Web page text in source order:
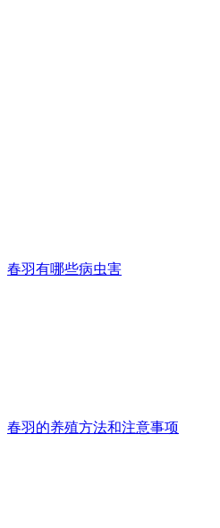
春羽有哪些病虫害
春羽的养殖方法和注意事项